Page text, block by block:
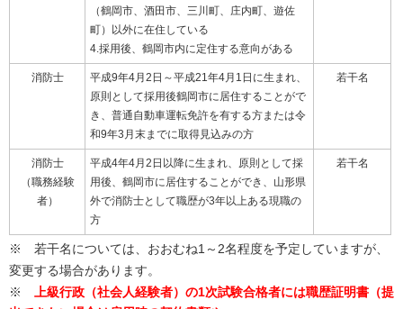
（鶴岡市、酒田市、三川町、庄内町、遊佐
町）以外に在住している
4.採用後、鶴岡市内に定住する意向がある
消防士
平成9年4月2日～平成21年4月1日に生まれ、
原則として採用後鶴岡市に居住することがで
き、普通自動車運転免許を有する方または令
和9年3月末までに取得見込みの方
若干名
消防士
（職務経験
者）
平成4年4月2日以降に生まれ、原則として採
用後、鶴岡市に居住することができ、山形県
外で消防士として職歴が3年以上ある現職の
方
若干名
※ 若干名については、おおむね1～2名程度を予定していますが、
変更する場合があります。
※
上級行政（社会人経験者）の1次試験合格者には職歴証明書（提